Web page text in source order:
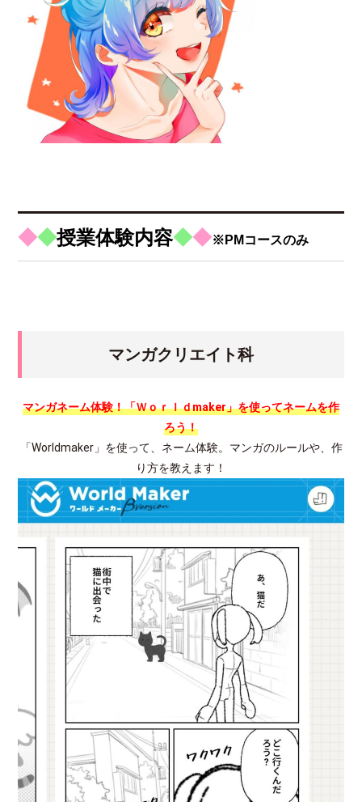
◆◆授業体験内容◆◆※PMコースのみ
マンガクリエイト科
マンガネーム体験！「Ｗｏｒｌｄmaker」を使ってネームを作
ろう！
「Worldmaker」を使って、ネーム体験。マンガのルールや、作
り方を教えます！